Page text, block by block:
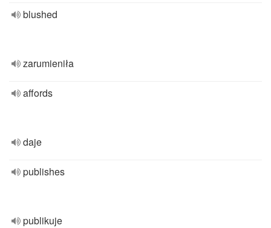
blushed
zarumieniła
affords
daje
publishes
publikuje